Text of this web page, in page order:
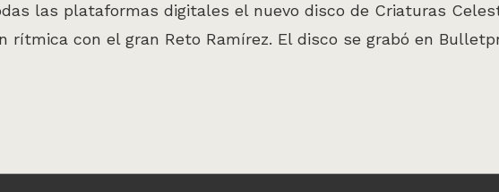
las plataformas digitales el nuevo disco de Criaturas
rítmica con el gran Reto Ramírez. El disco se grabó en